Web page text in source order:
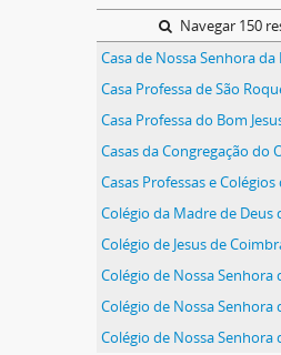
Navegar 150
Casa Professa de São
Casa Professa do Bom
Casas da Congregação do
Colégio da Madre de Deus
Colégio de Jesus de